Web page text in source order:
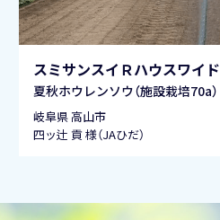
スミサンスイＲハウスワイド
夏秋ホウレンソウ（施設栽培70a）
岐阜県 高山市
四ッ辻 貢 様（JAひだ）